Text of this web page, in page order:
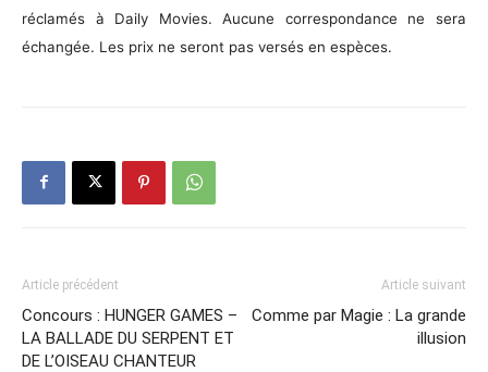
réclamés à Daily Movies. Aucune correspondance ne sera
échangée. Les prix ne seront pas versés en espèces.
Article précédent
Concours : HUNGER GAMES –
LA BALLADE DU SERPENT ET
DE L’OISEAU CHANTEUR
Article suivant
Comme par Magie : La grande
illusion